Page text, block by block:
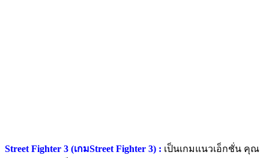
Street Fighter 3 (เกมStreet Fighter 3) : เป็นเกมแนวเอ็กชั่น คุณ